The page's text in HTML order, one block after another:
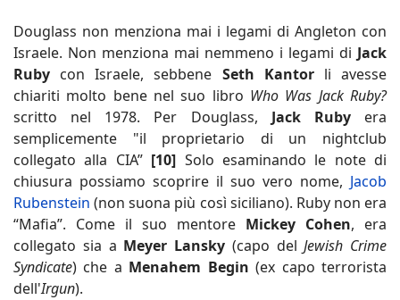
Douglass non menziona mai i legami di Angleton con
Israele. Non menziona mai nemmeno i legami di Jack
Ruby con Israele, sebbene Seth Kantorli avesse
chiariti molto bene nel suo libro Who Was Jack Ruby?
scritto nel 1978. Per Douglass, Jack Rubyera
semplicemente "il proprietario di un nightclub
collegato alla CIA” [10] Solo esaminando le note di
chiusura possiamo scoprire il suo vero nome, Jacob
Rubenstein (non suona più così siciliano). Ruby non era
“Mafia”. Come il suo mentore Mickey Cohen, era
collegato sia a Meyer Lansky (capo delJewish Crime
Syndicate) che a Menahem Begin (ex capo terrorista
dell'Irgun).